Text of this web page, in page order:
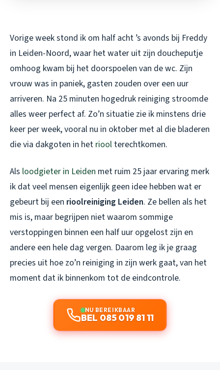
Vorige week stond ik om half acht ’s avonds bij Freddy
in Leiden-Noord, waar het water uit zijn doucheputje
omhoog kwam bij het doorspoelen van de wc. Zijn
vrouw was in paniek, gasten zouden over een uur
arriveren. Na 25 minuten hogedruk reiniging stroomde
alles weer perfect af. Zo’n situatie zie ik minstens drie
keer per week, vooral nu in oktober met al die bladeren
die via dakgoten in het riool terechtkomen.
Als loodgieter in Leiden met ruim 25 jaar ervaring merk
ik dat veel mensen eigenlijk geen idee hebben wat er
gebeurt bij een rioolreiniging Leiden. Ze bellen als het
mis is, maar begrijpen niet waarom sommige
verstoppingen binnen een half uur opgelost zijn en
andere een hele dag vergen. Daarom leg ik je graag
precies uit hoe zo’n reiniging in zijn werk gaat, van het
moment dat ik binnenkom tot de eindcontrole.
NU BEREIKBAAR
BEL 085 019 81 11